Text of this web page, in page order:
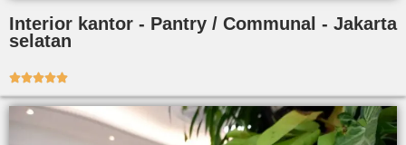
Interior kantor - Pantry / Communal - Jakarta
selatan
